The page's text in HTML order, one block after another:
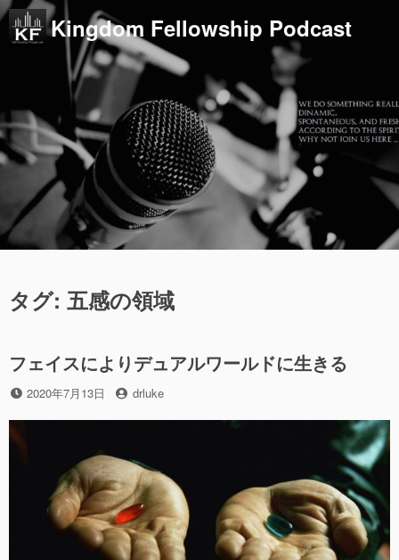
コ
ス
キ
ッ
Kingdom Fellowship Podcast
タグ: 五感の領域
フェイスによりデュアルワールドに生きる
投
2020年7月13日
投
drluke